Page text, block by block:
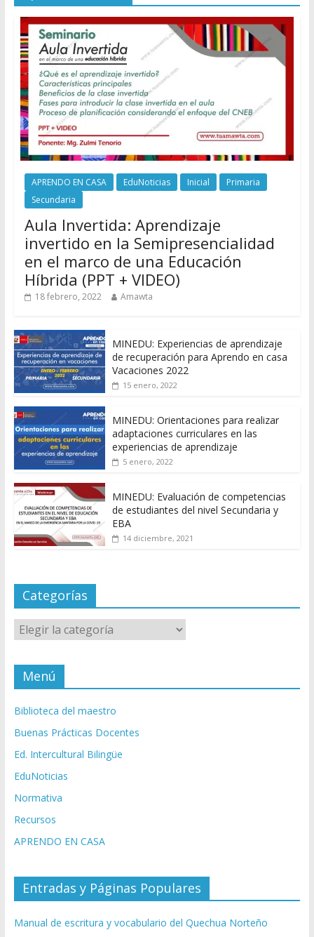
APRENDO EN CASA EduNoticias Inicial
Primaria
Secundaria
Aula Invertida: Aprendizaje
invertido en la Semipresencialidad
en el marco de una Educación
Híbrida (PPT + VIDEO)
18 febrero, 2022 Amawta
MINEDU: Experiencias de aprendizaje
de recuperación para Aprendo en casa
Vacaciones 2022
15 enero, 2022
MINEDU: Orientaciones para realizar
adaptaciones curriculares en las
experiencias de aprendizaje
5 enero, 2022
MINEDU: Evaluación de competencias
de estudiantes del nivel Secundaria y
EBA
14 diciembre, 2021
Categorías
Categorías
Menú
Biblioteca del maestro
Buenas Prácticas Docentes
Ed. Intercultural Bilingüe
EduNoticias
Normativa
Recursos
APRENDO EN CASA
Entradas y Páginas Populares
Manual de escritura y vocabulario del Quechua Norteño